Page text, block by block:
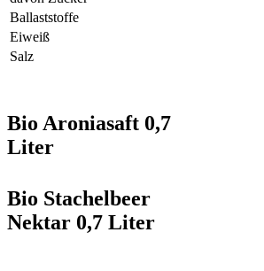
Ballaststoffe
Eiweiß
Salz
Bio Aroniasaft 0,7
Liter
Bio Stachelbeer
Nektar 0,7 Liter